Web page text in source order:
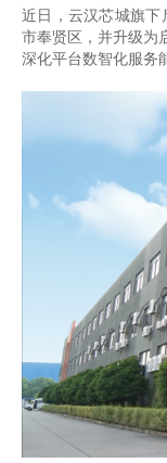
近日，云汉芯城旗下
市奉贤区，并升级为
深化平台数智化服务